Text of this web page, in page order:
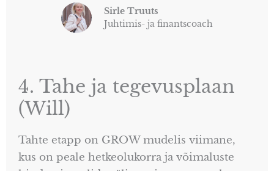
Sirle Truuts
Juhtimis- ja finantscoach
4. Tahe ja tegevusplaan
(Will)
Tahte etapp on GROW mudelis viimane,
kus on peale hetkeolukorra ja võimaluste